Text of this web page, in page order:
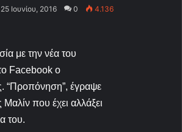
25 Ιουνίου, 2016 0 4.136
με την νέα του
Facebook ο
“Προπόνηση”, έγραψε
που έχει αλλάξει
του.